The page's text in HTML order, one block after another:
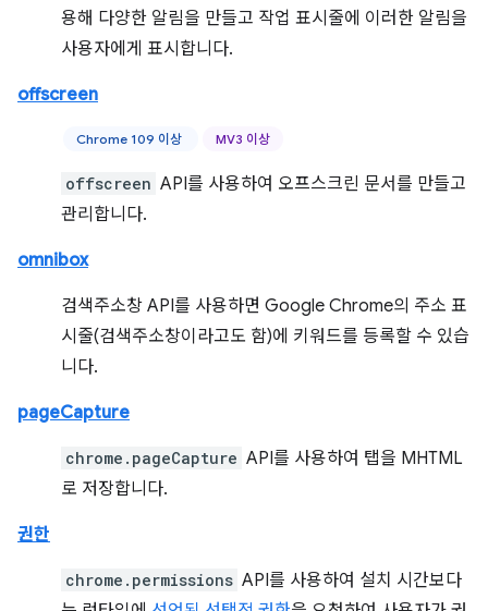
용해 다양한 알림을 만들고 작업 표시줄에 이러한 알림을
사용자에게 표시합니다.
offscreen
Chrome 109 이상 MV3 이상
offscreen API를 사용하여 오프스크린 문서를 만들고
관리합니다.
omnibox
검색주소창 API를 사용하면 Google Chrome의 주소 표
시줄(검색주소창이라고도 함)에 키워드를 등록할 수 있습
니다.
pageCapture
chrome.pageCapture API를 사용하여 탭을 MHTML
로 저장합니다.
권한
chrome.permissions API를 사용하여 설치 시간보다